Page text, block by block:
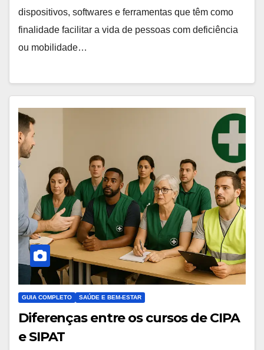
dispositivos, softwares e ferramentas que têm como
finalidade facilitar a vida de pessoas com deficiência
ou mobilidade…
GUIA COMPLETO SAÚDE E BEM-ESTAR
Diferenças entre os cursos de CIPA
e SIPAT